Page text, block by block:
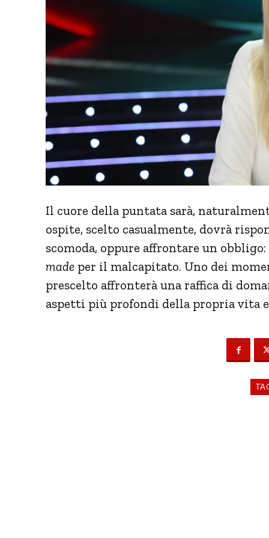
Il cuore della puntata sarà,
ospite, scelto casualmente, dovrà
scomoda, oppure affrontare un
made per il malcapitato. Uno dei
prescelto affronterà una raffica di
aspetti più profondi della propria vita